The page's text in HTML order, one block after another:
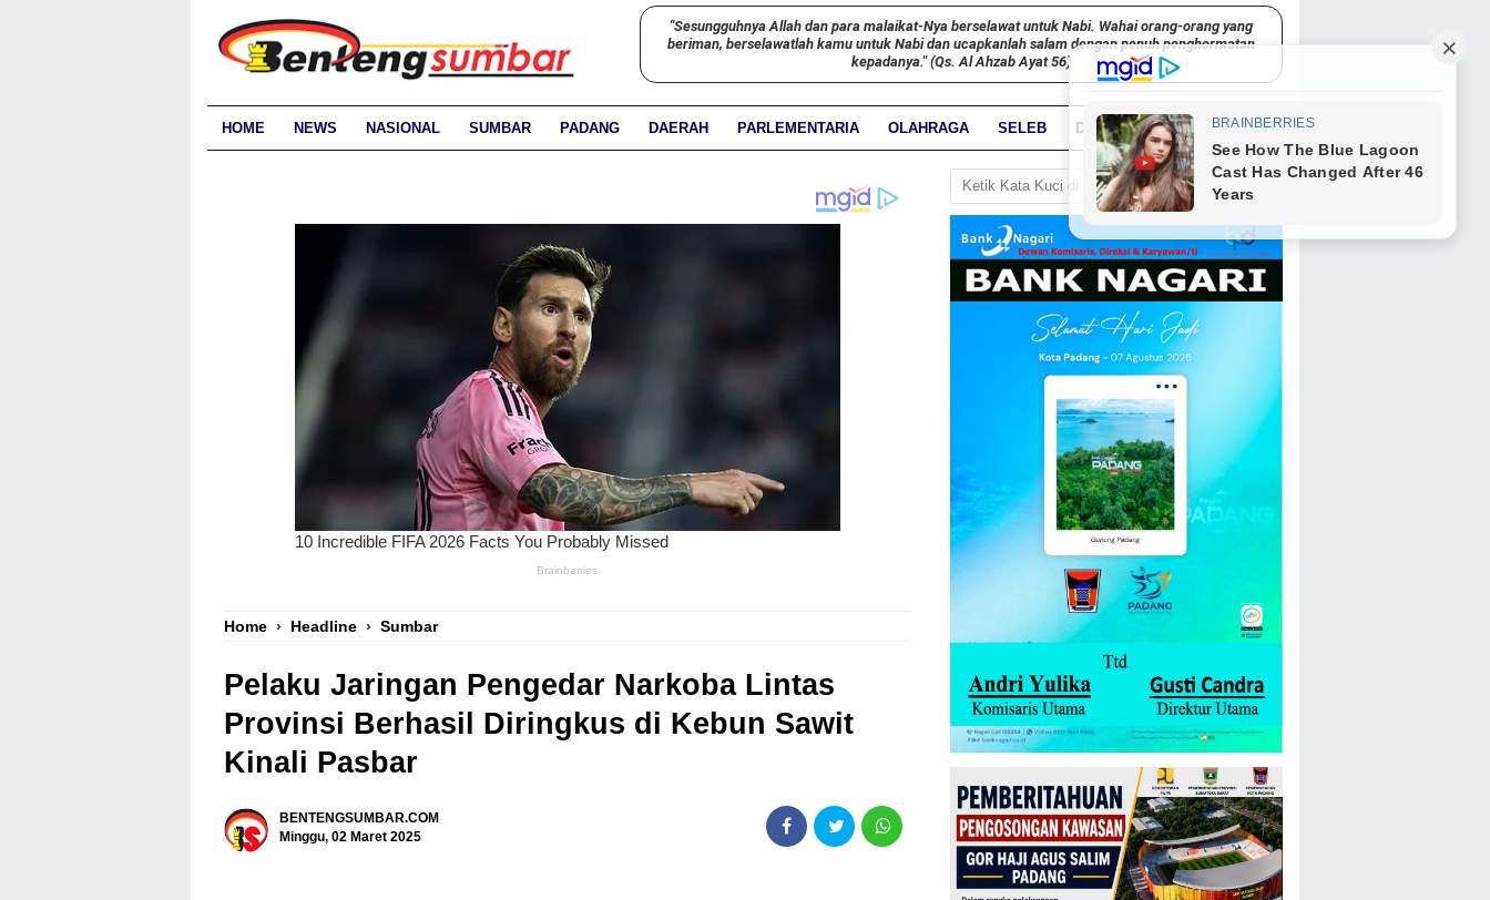
"Sesungguhnya Allah dan para malaikat-Nya berselawat untuk Nabi. Wahai orang-orang yang
beriman, berselawatlah kamu untuk Nabi dan ucapkanlah salam dengan penuh penghormatan
kepadanya." (Qs. Al Ahzab Ayat 56)
HOME NEWS NASIONAL SUMBAR PADANG DAERAH PARLEMENTARIA OLAHRAGA SELEB DUNIA PARIWARA
Home › Headline › Sumbar
Pelaku Jaringan Pengedar Narkoba Lintas
Provinsi Berhasil Diringkus di Kebun Sawit
Kinali Pasbar
BENTENGSUMBAR.COM
Minggu, 02 Maret 2025